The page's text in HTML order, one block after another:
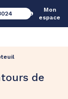
Mon
espace
de